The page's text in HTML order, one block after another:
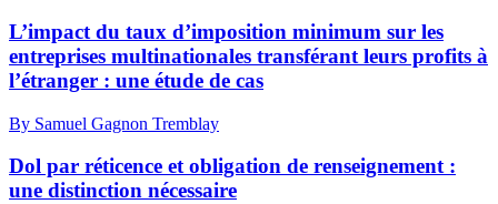
L’impact du taux d’imposition minimum sur les
entreprises multinationales transférant leurs profits à
l’étranger : une étude de cas
By Samuel Gagnon Tremblay
Dol par réticence et obligation de renseignement :
une distinction nécessaire